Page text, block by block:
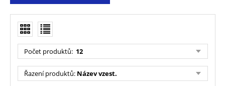
Počet produktů: 12
Řazení produktů: Název vzest.